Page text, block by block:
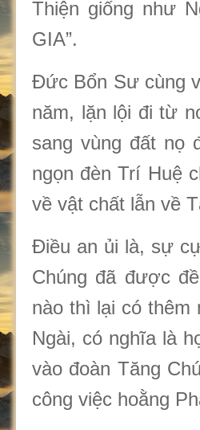
Thiện giống như
GIA”.
Đức Bổn Sư cùng
năm, lặn lội đi từ
sang vùng đất nọ
ngọn đèn Trí Huệ
về vật chất lẫn về
Điều an ủi là, sự
Chúng đã được
nào thì lại có
Ngài, có nghĩa là
vào đoàn Tăng
công việc hoằng